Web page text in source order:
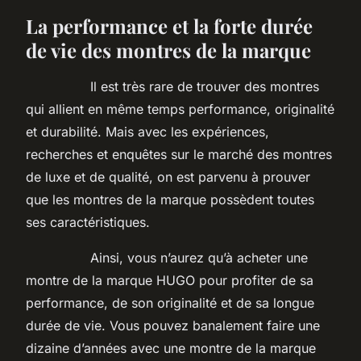
La performance et la forte durée
de vie des montres de la marque
Il est très rare de trouver des montres
qui allient en même temps performance, originalité
et durabilité. Mais avec les expériences,
recherches et enquêtes sur le marché des montres
de luxe et de qualité, on est parvenu à prouver
que les montres de la marque possèdent toutes
ses caractéristiques.
Ainsi, vous n’aurez qu’à acheter une
montre de la marque HUGO pour profiter de sa
performance, de son originalité et de sa longue
durée de vie. Vous pouvez banalement faire une
dizaine d’années avec une montre de la marque